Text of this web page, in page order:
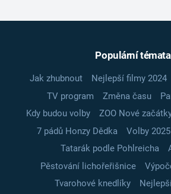
Populární témata
Jak zhubnout Nejlepší filmy 2024
TV program
Změna času
Kdy budou volby
ZOO Nové
7 pádů Honzy Dědka
Volby 2025
Tatarák podle Pohlreicha
Pěstování lichořeřišnice
Tvarohové knedlíky